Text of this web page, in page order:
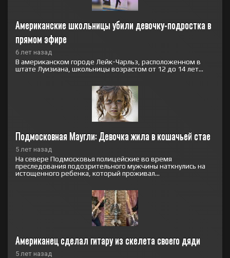
Американские школьницы убили девочку-подростка в
прямом эфире
6 лет назад
В американском городе Лейк-Чарльз, расположенном в
штате Луизиана, школьницы возрастом от 12 до 14 лет...
Подмосковная Маугли: Девочка жила в кошачьей стае
5 лет назад
На севере Подмосковья полицейские во время
преследования подозрительного мужчины наткнулись на
истощенного ребенка, который проживал...
Американец сделал гитару из скелета своего дяди
5 лет назад